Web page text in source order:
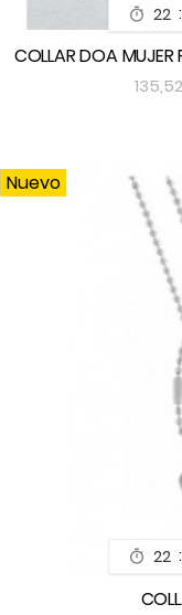
 22 :
COLLAR DOA
Nuevo
 22 :